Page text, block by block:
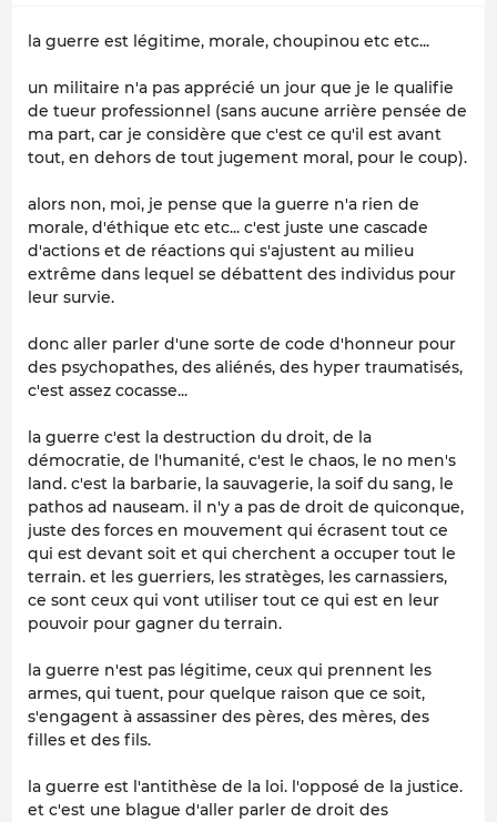
la guerre est légitime, morale, choupinou etc etc...
un militaire n'a pas apprécié un jour que je le qualifie
de tueur professionnel (sans aucune arrière pensée de
ma part, car je considère que c'est ce qu'il est avant
tout, en dehors de tout jugement moral, pour le coup).
alors non, moi, je pense que la guerre n'a rien de
morale, d'éthique etc etc... c'est juste une cascade
d'actions et de réactions qui s'ajustent au milieu
extrême dans lequel se débattent des individus pour
leur survie.
donc aller parler d'une sorte de code d'honneur pour
des psychopathes, des aliénés, des hyper traumatisés,
c'est assez cocasse...
la guerre c'est la destruction du droit, de la
démocratie, de l'humanité, c'est le chaos, le no men's
land. c'est la barbarie, la sauvagerie, la soif du sang, le
pathos ad nauseam. il n'y a pas de droit de quiconque,
juste des forces en mouvement qui écrasent tout ce
qui est devant soit et qui cherchent a occuper tout le
terrain. et les guerriers, les stratèges, les carnassiers,
ce sont ceux qui vont utiliser tout ce qui est en leur
pouvoir pour gagner du terrain.
la guerre n'est pas légitime, ceux qui prennent les
armes, qui tuent, pour quelque raison que ce soit,
s'engagent à assassiner des pères, des mères, des
filles et des fils.
la guerre est l'antithèse de la loi. l'opposé de la justice.
et c'est une blague d'aller parler de droit des